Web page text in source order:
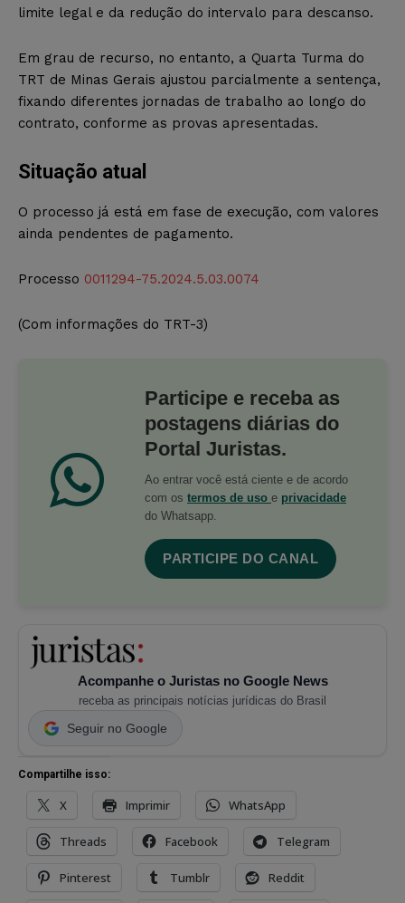
limite legal e da redução do intervalo para descanso.
Em grau de recurso, no entanto, a Quarta Turma do
TRT de Minas Gerais ajustou parcialmente a sentença,
fixando diferentes jornadas de trabalho ao longo do
contrato, conforme as provas apresentadas.
Situação atual
O processo já está em fase de execução, com valores
ainda pendentes de pagamento.
Processo 0011294-75.2024.5.03.0074
(Com informações do TRT-3)
Participe e receba as
postagens diárias do
Portal Juristas.
Ao entrar você está ciente e de acordo
com os termos de uso e privacidade
do Whatsapp.
PARTICIPE DO CANAL
Acompanhe o Juristas no Google News
receba as principais notícias jurídicas do Brasil
Seguir no Google
Compartilhe isso:
X Imprimir WhatsApp
Threads Facebook Telegram
Pinterest Tumblr Reddit